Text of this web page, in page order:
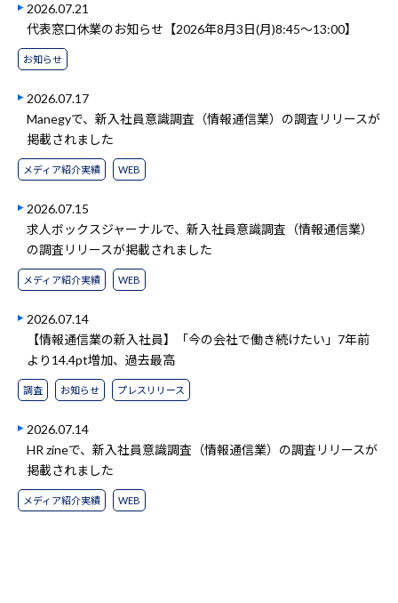
2026.07.21
代表窓口休業のお知らせ【2026年8月3日(月)8:45～13:00】
お知らせ
2026.07.17
Manegyで、新入社員意識調査（情報通信業）の調査リリースが
掲載されました
メディア紹介実績 WEB
2026.07.15
求人ボックスジャーナルで、新入社員意識調査（情報通信業）
の調査リリースが掲載されました
メディア紹介実績 WEB
2026.07.14
【情報通信業の新入社員】「今の会社で働き続けたい」7年前
より14.4pt増加、過去最高
調査 お知らせ プレスリリース
2026.07.14
HR zineで、新入社員意識調査（情報通信業）の調査リリースが
掲載されました
メディア紹介実績 WEB